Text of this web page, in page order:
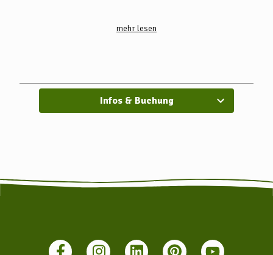
Aus Richtung Bremen kommend, nehmen Sie die A 1 (Abfahrt
Aus Richtung Hamburg kommend, nehmen Sie die A 1 (Abfahrt
Hollenstedt/Tostedt) und folgen der Ausschilderung nach
Richtung Neuenkirchen. Von dort geht es weiter in Richtung
mehr lesen
Infos & Buchung